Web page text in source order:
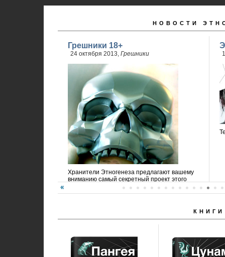
НОВОСТИ
Грешники 18+
24 октября 2013, Грешники
Хранители Этногенеза предлагают вашему
вниманию самый секретный проект этого
КНИГИ